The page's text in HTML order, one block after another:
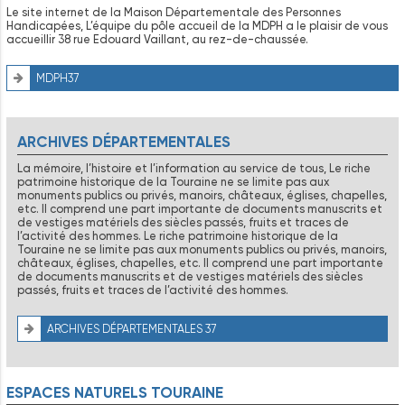
Le site internet de la Maison Départementale des Personnes
Handicapées, L’équipe du pôle accueil de la MDPH a le plaisir de vous
accueillir 38 rue Edouard Vaillant, au rez-de-chaussée.
MDPH37
ARCHIVES DÉPARTEMENTALES
La mémoire, l’histoire et l’information au service de tous, Le riche
patrimoine historique de la Touraine ne se limite pas aux
monuments publics ou privés, manoirs, châteaux, églises, chapelles,
etc. Il comprend une part importante de documents manuscrits et
de vestiges matériels des siècles passés, fruits et traces de
l’activité des hommes. Le riche patrimoine historique de la
Touraine ne se limite pas aux monuments publics ou privés, manoirs,
châteaux, églises, chapelles, etc. Il comprend une part importante
de documents manuscrits et de vestiges matériels des siècles
passés, fruits et traces de l’activité des hommes.
ARCHIVES DÉPARTEMENTALES 37
ESPACES NATURELS TOURAINE